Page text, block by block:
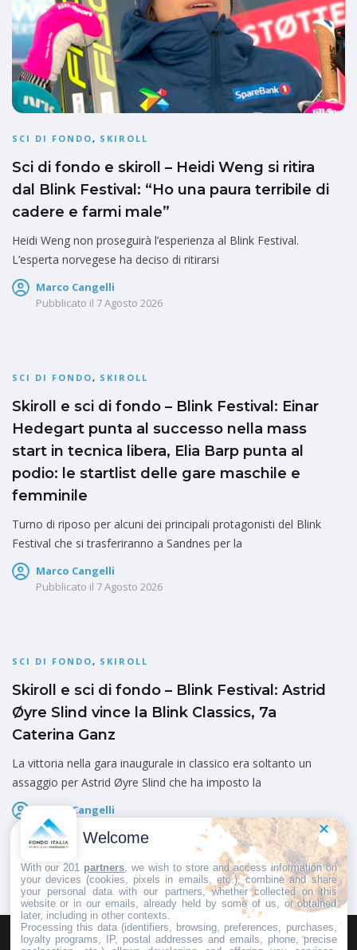
SCI DI FONDO, SKIROLL
Sci di fondo e skiroll – Heidi Weng si ritira
dal Blink Festival: “Ho una paura terribile di
cadere e farmi male”
Heidi Weng non proseguirà l’esperienza al Blink Festival.
L’esperta norvegese ha deciso di ritirarsi
Marco Cangelli
Pubblicato il 7 Agosto 2026
SCI DI FONDO, SKIROLL
Skiroll e sci di fondo – Blink Festival: Einar
Hedegart punta al successo nella mass
start in tecnica libera, Elia Barp punta al
podio: le startlist delle gare maschile e
femminile
Turno di riposo per alcuni dei principali protagonisti del Blink
Festival che si trasferiranno a Sandnes per la
Marco Cangelli
Pubblicato il 7 Agosto 2026
SCI DI FONDO, SKIROLL
Skiroll e sci di fondo – Blink Festival: Astrid
Øyre Slind vince la Blink Classics, 7a
Caterina Ganz
La vittoria nella gara inaugurale in classico era soltanto un
assaggio per Astrid Øyre Slind che ha imposto la
Marco Cangelli
Pubblicato il
Welcome
With our 201 partners , we wish to store and access information on
your devices (cookies, pixels in emails, etc.), combine and share
your personal data with our partners, whether collected on this
website or in our emails, already held by some of us, or obtained
later, including in other contexts.
Processing this data (identifiers, browsing, preferences, purchases,
loyalty programs, IP, postal addresses and emails, phone, precise